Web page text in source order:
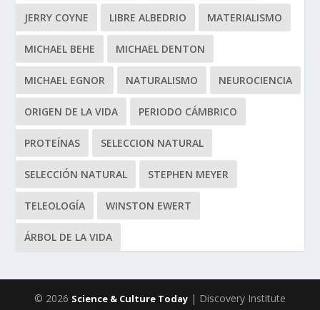
JERRY COYNE LIBRE ALBEDRIO MATERIALISMO
MICHAEL BEHE MICHAEL DENTON
MICHAEL EGNOR NATURALISMO NEUROCIENCIA
ORIGEN DE LA VIDA PERIODO CÁMBRICO
PROTEÍNAS SELECCION NATURAL
SELECCIÓN NATURAL STEPHEN MEYER
TELEOLOGÍA WINSTON EWERT
ÁRBOL DE LA VIDA
© 2026 Science & Culture Today | Discovery Institute